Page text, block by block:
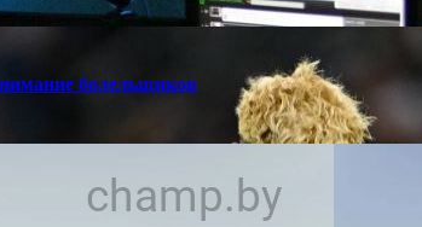
болельщиков